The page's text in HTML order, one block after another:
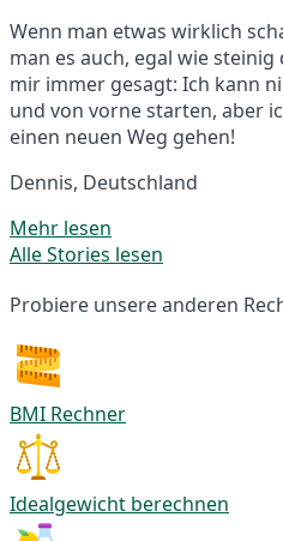
Wenn man etwas wirklich
man es auch, egal wie
mir immer gesagt: Ich kann
und von vorne starten, aber
einen neuen Weg gehen!
Dennis, Deutschland
Mehr lesen
Alle Stories lesen
Probiere unsere anderen
BMI Rechner
Idealgewicht berechnen